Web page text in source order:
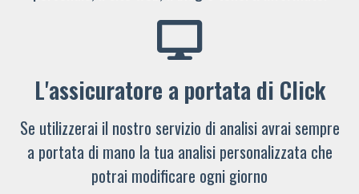
L'assicuratore a portata di Click
Se utilizzerai il nostro servizio di analisi avrai sempre
a portata di mano la tua analisi personalizzata che
potrai modificare ogni giorno